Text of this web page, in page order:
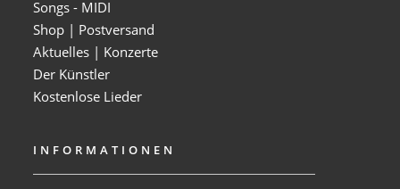
Songs - MIDI
Shop | Postversand
Aktuelles | Konzerte
Der Künstler
Kostenlose Lieder
INFORMATIONEN